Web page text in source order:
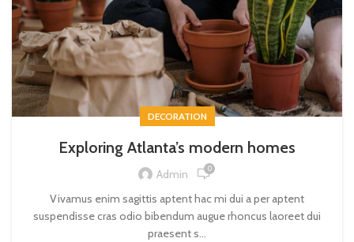
DECORATION
Exploring Atlanta’s modern homes
Admin 0
Vivamus enim sagittis aptent hac mi dui a per aptent
suspendisse cras odio bibendum augue rhoncus laoreet dui
praesent s...